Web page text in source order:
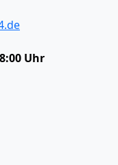
Uhr